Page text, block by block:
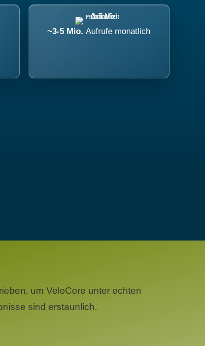
~3-5 Mio.Aufrufe monatlich
um VeloCore unter echten
sind erstaunlich.